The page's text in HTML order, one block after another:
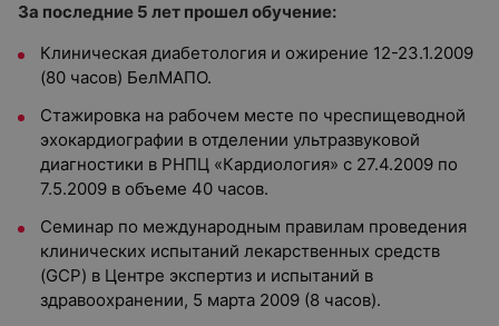
За последние 5 лет прошел обучение:
Клиническая диабетология и ожирение 12-23.1.2009
(80 часов) БелМАПО.
Стажировка на рабочем месте по чреспищеводной
эхокардиографии в отделении ультразвуковой
диагностики в РНПЦ «Кардиология» с 27.4.2009 по
7.5.2009 в объеме 40 часов.
Семинар по международным правилам проведения
клинических испытаний лекарственных средств
(GCP) в Центре экспертиз и испытаний в
здравоохранении, 5 марта 2009 (8 часов).